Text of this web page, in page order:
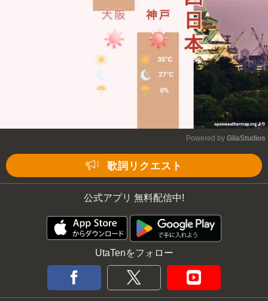
Powered by GliaStudios
歌詞リクエスト
公式アプリ 無料配信中!
UtaTenをフォロー